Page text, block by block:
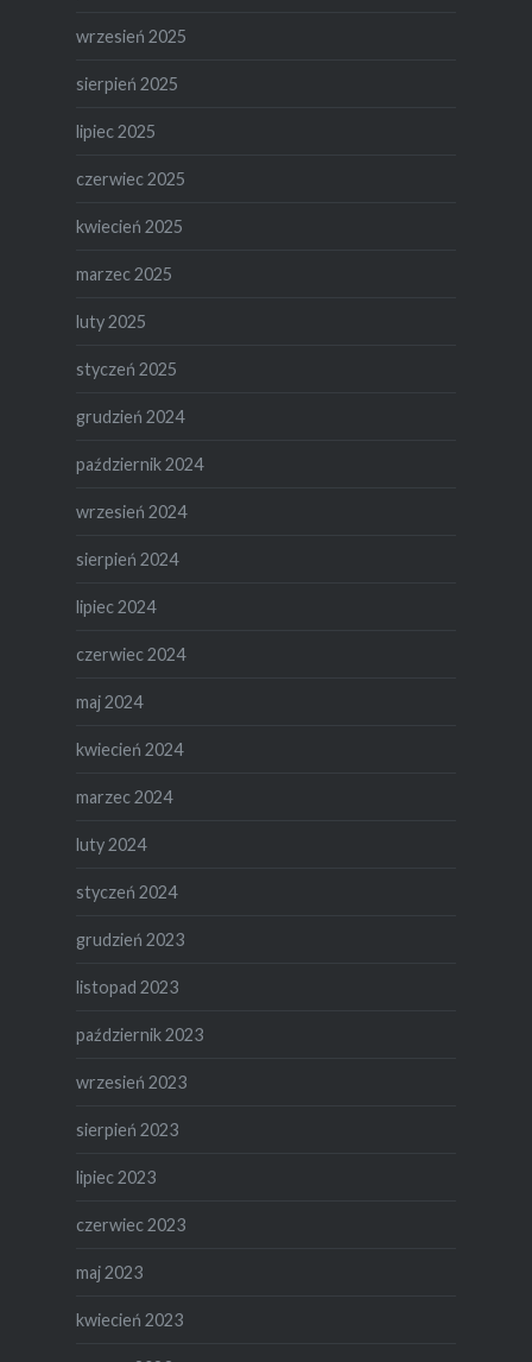
wrzesień 2025
sierpień 2025
lipiec 2025
czerwiec 2025
kwiecień 2025
marzec 2025
luty 2025
styczeń 2025
grudzień 2024
październik 2024
wrzesień 2024
sierpień 2024
lipiec 2024
czerwiec 2024
maj 2024
kwiecień 2024
marzec 2024
luty 2024
styczeń 2024
grudzień 2023
listopad 2023
październik 2023
wrzesień 2023
sierpień 2023
lipiec 2023
czerwiec 2023
maj 2023
kwiecień 2023